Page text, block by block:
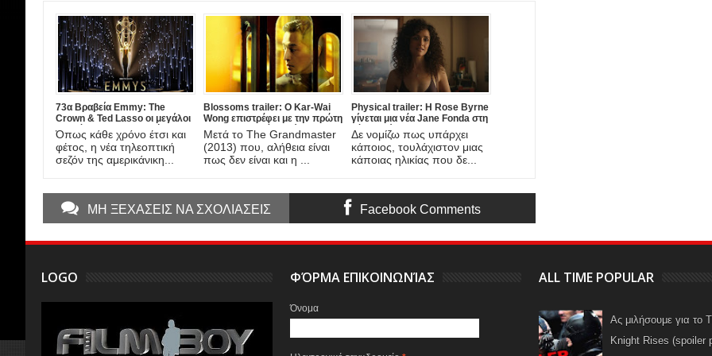
73α Βραβεία Emmy: The
Crown & Ted Lasso οι μεγάλοι
νικητές των τηλεοπτικών
βραβείων της χρονιάς!
Όπως κάθε χρόνο έτσι και
φέτος, η νέα τηλεοπτική
σεζόν της αμερικάνικη...
Blossoms trailer: Ο Kar-Wai
Wong επιστρέφει με την πρώτη
του τηλεοπτική σειρά!
Μετά το The Grandmaster
(2013) που, αλήθεια είναι
πως δεν είναι και η ...
Physical trailer: Η Rose Byrne
γίνεται μια νέα Jane Fonda στη
νέα σειρά του Apple TV+
Δε νομίζω πως υπάρχει
κάποιος, τουλάχιστον μιας
κάποιας ηλικίας που δε...
ΜΗ ΞΕΧΑΣΕΙΣ ΝΑ ΣΧΟΛΙΑΣΕΙΣ Facebook Comments
LOGO ΦΌΡΜΑ ΕΠΙΚΟΙΝΩΝΊΑΣ
Όνομα
ALL TIME POPULAR
Ας μιλήσουμε για το
Knight Rises (spoiler